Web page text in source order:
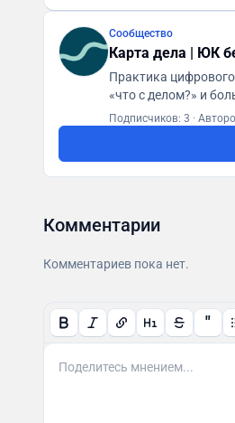
Сообщество
Карта дела | ЮК
Практика
Подписчиков: 3 ·
Комментарии
Комментариев пока нет.
"